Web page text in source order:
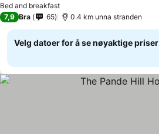
Bed and breakfast
7,9 Bra 65 0.4 km unna stranden
Velg datoer for å se nøyaktige priser